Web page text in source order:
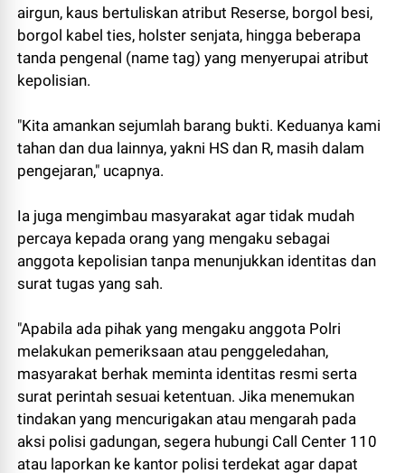
airgun, kaus bertuliskan atribut Reserse, borgol besi,
borgol kabel ties, holster senjata, hingga beberapa
tanda pengenal (name tag) yang menyerupai atribut
kepolisian.
"Kita amankan sejumlah barang bukti. Keduanya kami
tahan dan dua lainnya, yakni HS dan R, masih dalam
pengejaran," ucapnya.
Ia juga mengimbau masyarakat agar tidak mudah
percaya kepada orang yang mengaku sebagai
anggota kepolisian tanpa menunjukkan identitas dan
surat tugas yang sah.
"Apabila ada pihak yang mengaku anggota Polri
melakukan pemeriksaan atau penggeledahan,
masyarakat berhak meminta identitas resmi serta
surat perintah sesuai ketentuan. Jika menemukan
tindakan yang mencurigakan atau mengarah pada
aksi polisi gadungan, segera hubungi Call Center 110
atau laporkan ke kantor polisi terdekat agar dapat